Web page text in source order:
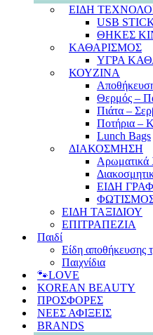
ΕΙΔΗ
USB
ΘΗΚΕΣ
ΚΑΘΑΡΙΣΜΟΣ
ΥΓΡΑ
ΚΟΥΖΙΝΑ
Θερμός –
Πιάτα –
Ποτήρια –
Lunch Bags
ΔΙΑΚΟΣΜΗΣΗ
ΕΙΔΗ
ΕΙΔΗ ΤΑΞΙΔΙΟΥ
ΕΠΙΤΡΑΠΕΖΙΑ
Παιδί
Είδη αποθήκευσης
Παιχνίδια
🐾LOVE
KOREAN BEAUTY
ΠΡΟΣΦΟΡΕΣ
ΝΕΕΣ ΑΦΙΞΕΙΣ
BRANDS